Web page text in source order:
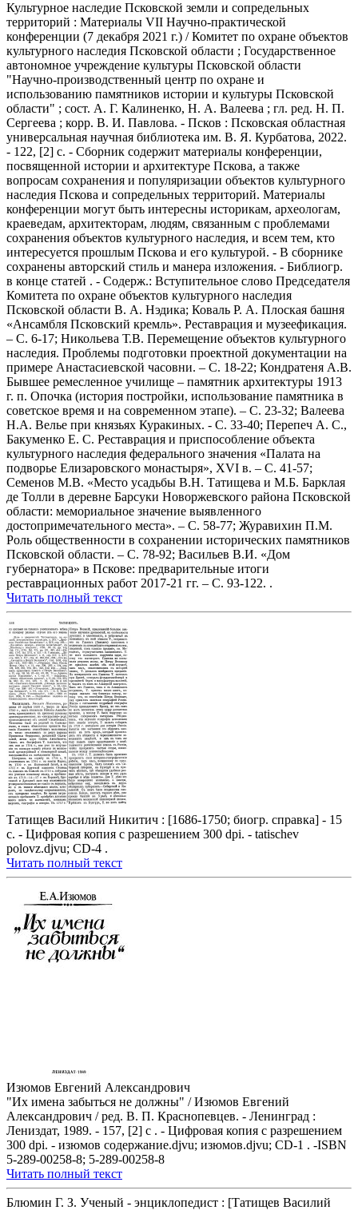
Культурное наследие Псковской земли и сопредельных
территорий : Материалы VII Научно-практической
конференции (7 декабря 2021 г.) / Комитет по охране объектов
культурного наследия Псковской области ; Государственное
автономное учреждение культуры Псковской области
"Научно-производственный центр по охране и
использованию памятников истории и культуры Псковской
области" ; сост. А. Г. Калиненко, Н. А. Валеева ; гл. ред. Н. П.
Сергеева ; корр. В. И. Павлова. - Псков : Псковская областная
универсальная научная библиотека им. В. Я. Курбатова, 2022.
- 122, [2] с. - Сборник содержит материалы конференции,
посвященной истории и архитектуре Пскова, а также
вопросам сохранения и популяризации объектов культурного
наследия Пскова и сопредельных территорий. Материалы
конференции могут быть интересны историкам, археологам,
краеведам, архитекторам, людям, связанным с проблемами
сохранения объектов культурного наследия, и всем тем, кто
интересуется прошлым Пскова и его культурой. - В сборнике
сохранены авторский стиль и манера изложения. - Библиогр.
в конце статей . - Содерж.: Вступительное слово Председателя
Комитета по охране объектов культурного наследия
Псковской области В. А. Нэдика; Коваль Р. А. Плоская башня
«Ансамбля Псковский кремль». Реставрация и музеефикация.
– С. 6-17; Никольева Т.В. Перемещение объектов культурного
наследия. Проблемы подготовки проектной документации на
примере Анастасиевской часовни. – С. 18-22; Кондратеня А.В.
Бывшее ремесленное училище – памятник архитектуры 1913
г. п. Опочка (история постройки, использование памятника в
советское время и на современном этапе). – С. 23-32; Валеева
Н.А. Велье при князьях Куракиных. - С. 33-40; Перепеч А. С.,
Бакуменко Е. С. Реставрация и приспособление объекта
культурного наследия федерального значения «Палата на
подворье Елизаровского монастыря», XVI в. – С. 41-57;
Семенов М.В. «Место усадьбы В.Н. Татищева и М.Б. Барклая
де Толли в деревне Барсуки Новоржевского района Псковской
области: мемориальное значение выявленного
достопримечательного места». – С. 58-77; Журавихин П.М.
Роль общественности в сохранении исторических памятников
Псковской области. – С. 78-92; Васильев В.И. «Дом
губернатора» в Пскове: предварительные итоги
реставрационных работ 2017-21 гг. – С. 93-122. .
Читать полный текст
Татищев Василий Никитич : [1686-1750; биогр. справка] - 15
с. - Цифровая копия с разрешением 300 dpi. - tatischev
polovz.djvu; CD-4 .
Читать полный текст
Изюмов Евгений Александрович
"Их имена забыться не должны" / Изюмов Евгений
Александрович / ред. В. П. Краснопевцев. - Ленинград :
Лениздат, 1989. - 157, [2] с . - Цифровая копия с разрешением
300 dpi. - изюмов содержание.djvu; изюмов.djvu; CD-1 . -ISBN
5-289-00258-8; 5-289-00258-8
Читать полный текст
Блюмин Г. З. Ученый - энциклопедист : [Татищев Василий